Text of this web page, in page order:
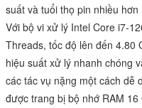
suất và tuổi thọ pin nhiều hơn
Với bộ vi xử lý Intel Core i7-
Threads, tốc độ lên đến 4.80
hiệu suất xử lý nhanh chóng
các tác vụ nặng một cách dễ
được trang bị bộ nhớ RAM